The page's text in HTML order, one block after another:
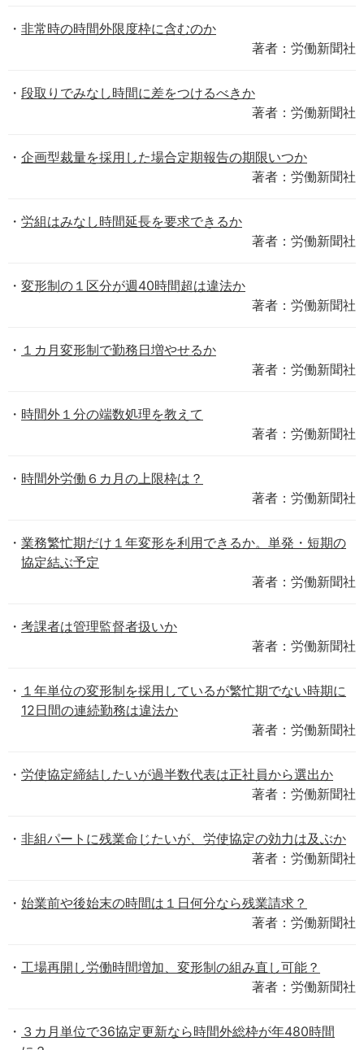
非常時の時間外限度枠に含むのか
著者：労働新聞社
段取りでみなし時間に差をつけるべきか
著者：労働新聞社
企画型裁量を採用した場合定期報告の期限いつか
著者：労働新聞社
労組はみなし時間延長を要求できるか
著者：労働新聞社
変形制の１区分が週40時間超は違法か
著者：労働新聞社
１カ月変形制で勤務日増やせるか
著者：労働新聞社
時間外１分の端数処理を教えて
著者：労働新聞社
時間外労働６カ月の上限枠は？
著者：労働新聞社
業務繁忙期だけ１年変形を利用できるか。単発・短期の
協定結ぶ予定
著者：労働新聞社
考課者は管理監督者扱いか
著者：労働新聞社
１年単位の変形制を採用しているが繁忙期でない時期に
12日間の連続勤務は違法か
著者：労働新聞社
労使協定締結したいが過半数代表は正社員から選出か
著者：労働新聞社
非組パートに残業命じたいが、労使協定の効力は及ぶか
著者：労働新聞社
始業前や後始末の時間は１日何分なら残業請求？
著者：労働新聞社
工場再開し労働時間増加、変形制の組み直し可能？
著者：労働新聞社
３カ月単位で36協定更新なら時間外総枠が年480時間